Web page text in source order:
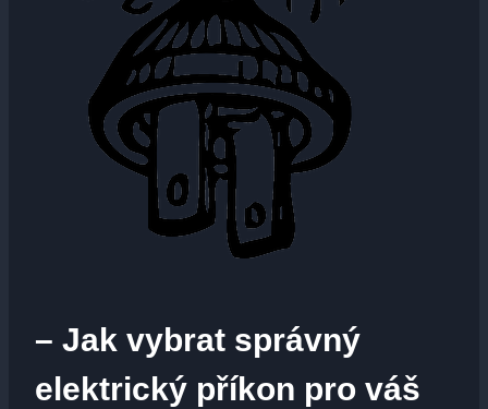
– Jak vybrat správný
elektrický příkon pro váš